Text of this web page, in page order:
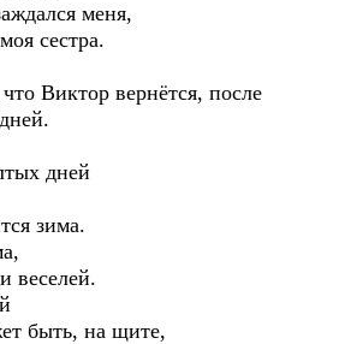
меня,
сестра.
Виктор вернётся, после
дней
зима.
веселей.
быть, на щите,